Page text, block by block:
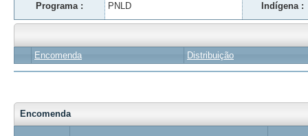
Programa : PNLD Indígena :
Encomenda Distribuição
Encomenda